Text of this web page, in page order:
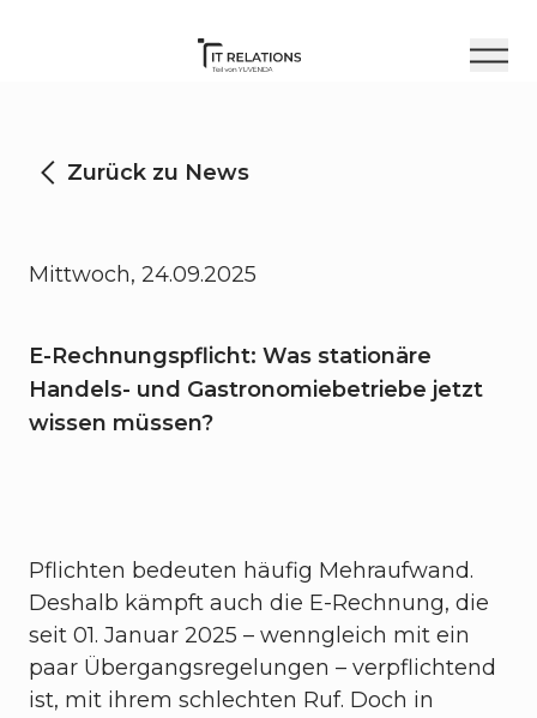
Zurück zu News
Mittwoch, 24.09.2025
E-Rechnungspflicht: Was stationäre
Handels- und Gastronomiebetriebe jetzt
wissen müssen?
Pflichten bedeuten häufig Mehraufwand.
Deshalb kämpft auch die E-Rechnung, die
seit 01. Januar 2025 – wenngleich mit ein
paar Übergangsregelungen – verpflichtend
ist, mit ihrem schlechten Ruf. Doch in